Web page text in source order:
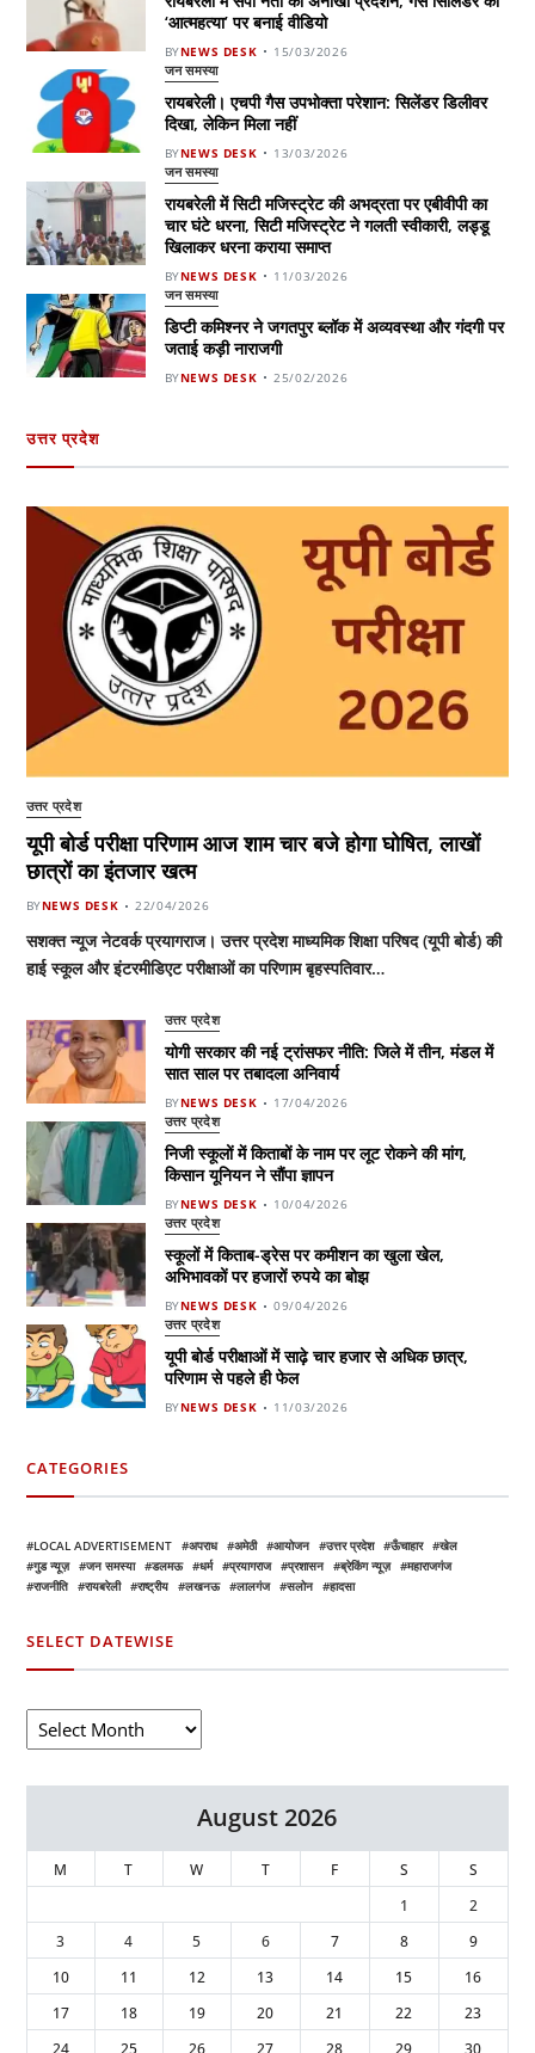
‘आत्महत्या’ पर बनाई वीडियो
BYNEWS DESK 15/03/2026
जन समस्या
रायबरेली। एचपी गैस उपभोक्ता परेशान: सिलेंडर डिलीवर
दिखा, लेकिन मिला नहीं
BYNEWS DESK 13/03/2026
जन समस्या
रायबरेली में सिटी मजिस्ट्रेट की अभद्रता पर एबीवीपी का
चार घंटे धरना, सिटी मजिस्ट्रेट ने गलती स्वीकारी, लड्डू
खिलाकर धरना कराया समाप्त
BYNEWS DESK 11/03/2026
जन समस्या
डिप्टी कमिश्नर ने जगतपुर ब्लॉक में अव्यवस्था और गंदगी पर
जताई कड़ी नाराजगी
BYNEWS DESK 25/02/2026
उत्तर प्रदेश
उत्तर प्रदेश
यूपी बोर्ड परीक्षा परिणाम आज शाम चार बजे होगा घोषित, लाखों
छात्रों का इंतजार खत्म
BYNEWS DESK 22/04/2026
सशक्त न्यूज नेटवर्क प्रयागराज। उत्तर प्रदेश माध्यमिक शिक्षा परिषद (यूपी बोर्ड) की
हाई स्कूल और इंटरमीडिएट परीक्षाओं का परिणाम बृहस्पतिवार…
उत्तर प्रदेश
योगी सरकार की नई ट्रांसफर नीति: जिले में तीन, मंडल में
सात साल पर तबादला अनिवार्य
BYNEWS DESK 17/04/2026
उत्तर प्रदेश
निजी स्कूलों में किताबों के नाम पर लूट रोकने की मांग,
किसान यूनियन ने सौंपा ज्ञापन
BYNEWS DESK 10/04/2026
उत्तर प्रदेश
स्कूलों में किताब-ड्रेस पर कमीशन का खुला खेल,
अभिभावकों पर हजारों रुपये का बोझ
BYNEWS DESK 09/04/2026
उत्तर प्रदेश
यूपी बोर्ड परीक्षाओं में साढ़े चार हजार से अधिक छात्र,
परिणाम से पहले ही फेल
BYNEWS DESK 11/03/2026
CATEGORIES
LOCAL ADVERTISEMENT अपराध अमेठी आयोजन उत्तर प्रदेश ऊँचाहार
खेल
गुड न्यूज़
जन समस्या डलमऊ धर्म प्रयागराज प्रशासन ब्रेकिंग न्यूज़
महाराजगंज
राजनीति
रायबरेली राष्ट्रीय लखनऊ लालगंज सलोन हादसा
SELECT DATEWISE
August 2026
M T W T F S
S
1
2
3
4 5 6 7 8
9
10
11 12 13 14 15
16
17
18 19 20 21 22
23